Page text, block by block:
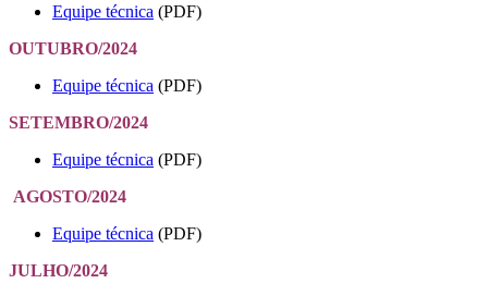
Equipe técnica (PDF)
OUTUBRO/2024
Equipe técnica (PDF)
SETEMBRO/2024
Equipe técnica (PDF)
AGOSTO/2024
Equipe técnica (PDF)
JULHO/2024